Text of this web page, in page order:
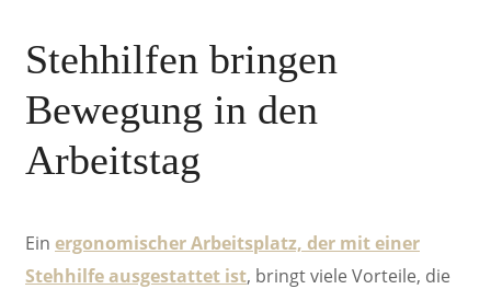
Stehhilfen bringen
Bewegung in den
Arbeitstag
Ein ergonomischer Arbeitsplatz, der mit einer
Stehhilfe ausgestattet ist, bringt viele Vorteile, die